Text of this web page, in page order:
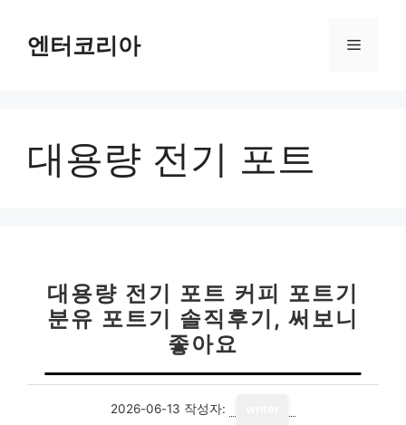
엔터코리아 메
대용량 전기 포트
대용량 전기 포트 커피 포트기
분유 포트기 솔직후기, 써보니
좋아요
2026-06-13 작성자: